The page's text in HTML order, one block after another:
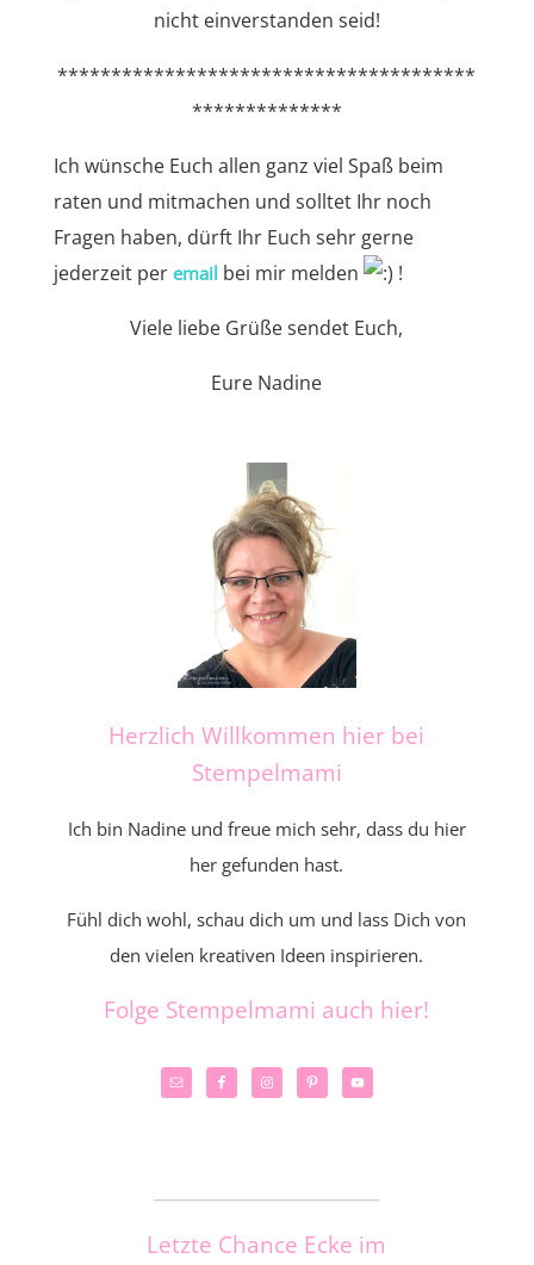
nicht einverstanden seid!
***************************************
**************
Ich wünsche Euch allen ganz viel Spaß beim
raten und mitmachen und solltet Ihr noch
Fragen haben, dürft Ihr Euch sehr gerne
jederzeit per email bei mir melden !
Viele liebe Grüße sendet Euch,
Eure Nadine
Herzlich Willkommen hier bei
Stempelmami
Ich bin Nadine und freue mich sehr, dass du hier
her gefunden hast.
Fühl dich wohl, schau dich um und lass Dich von
den vielen kreativen Ideen inspirieren.
Folge Stempelmami auch hier!
Letzte Chance Ecke im